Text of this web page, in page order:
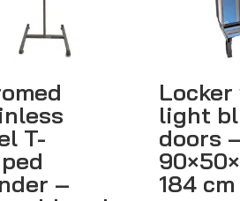
T-
–
light
doors
184